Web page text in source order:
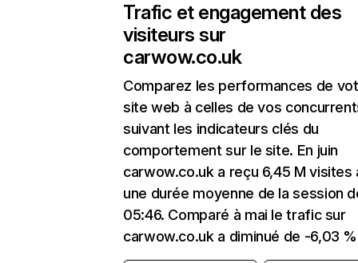
Trafic et engagement des
visiteurs sur
carwow.co.uk
Comparez les performances de
site web à celles de vos
suivant les indicateurs clés du
comportement sur le site. En juin
carwow.co.uk a reçu 6,45 M visites
une durée moyenne de la session
05:46. Comparé à mai le trafic sur
carwow.co.uk a diminué de -6,03